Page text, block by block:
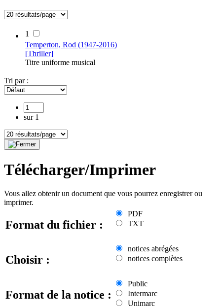
1
Temperton, Rod (1947-2016)
[Thriller]
Titre uniforme musical
Tri par :
sur 1
Télécharger/Imprimer
Vous allez obtenir un document que vous pourrez enregistrer ou
imprimer.
Format du fichier :
PDF
TXT
Choisir :
notices abrégées
notices complètes
Format de la notice :
Public
Intermarc
Unimarc